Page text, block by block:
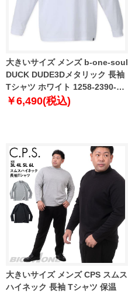
大きいサイズ メンズ b-one-soul
DUCK DUDE3Dメタリック 長袖
Tシャツ ホワイト 1258-2390-1
3L 4L 5L 6L
￥6,490(税込)
大きいサイズ メンズ CPS スムス
ハイネック 長袖 Tシャツ 保温